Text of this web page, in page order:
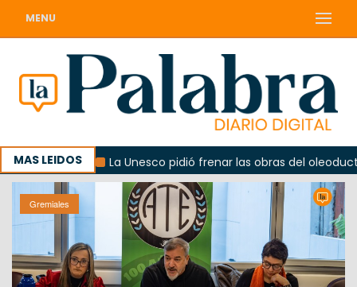
MENU
MAS LEIDOSLa Unesco pidió frenar las obras del oleoducto
Gremiales